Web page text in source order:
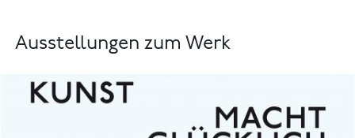
Ausstellungen zum Werk